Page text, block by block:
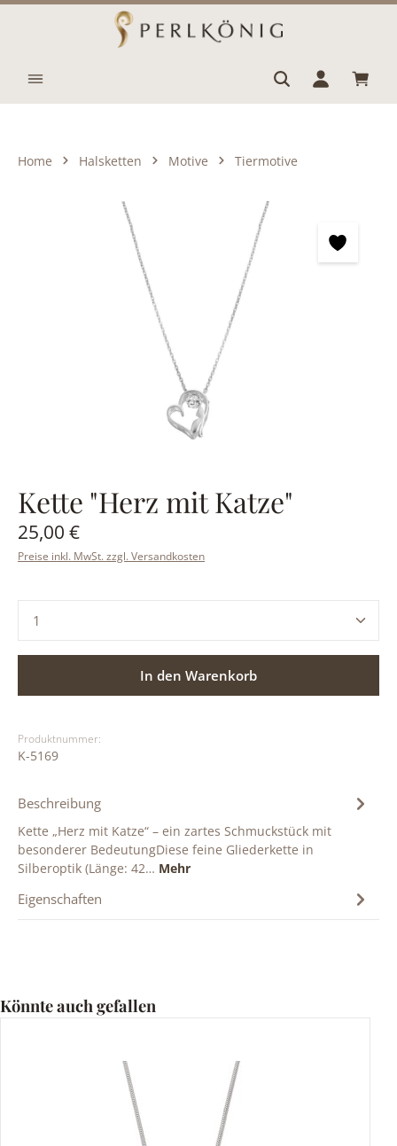
Zum Hauptinhalt springen
Home Halsketten Motive Tiermotive
Bildergalerie überspringen
Kette "Herz mit Katze"
Regulärer Preis:
25,00 €
Preise inkl. MwSt. zzgl. Versandkosten
Produkt Anzahl: Gib den gewünschten Wert ein
In den Warenkorb
Produktnummer:
K-5169
Beschreibung
Kette „Herz mit Katze“ – ein zartes Schmuckstück mit
besonderer BedeutungDiese feine Gliederkette in
Silberoptik (Länge: 42… Mehr
Eigenschaften
Produktgalerie überspringen
Könnte auch gefallen